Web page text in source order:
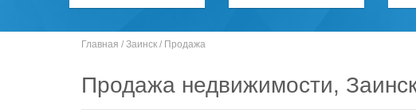
Главная / Заинск / Продажа
Продажа недвижимости,